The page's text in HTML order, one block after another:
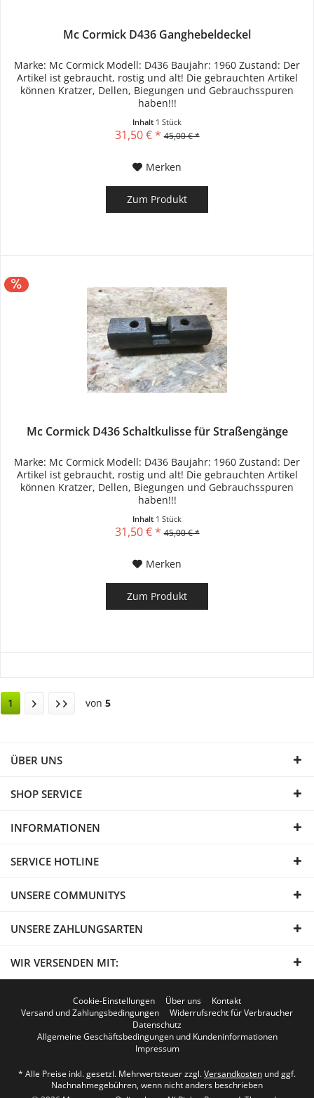
Mc Cormick D436 Ganghebeldeckel
Marke: Mc Cormick Modell: D436 Baujahr: 1960 Zustand: Der
Artikel ist gebraucht, rostig und alt! Die gebrauchten Artikel
können Kratzer, Dellen, Biegungen und Gebrauchsspuren
haben!!!
Inhalt 1 Stück
31,50 € * 45,00 € *
Merken
Zum Produkt
Mc Cormick D436 Schaltkulisse für Straßengänge
Marke: Mc Cormick Modell: D436 Baujahr: 1960 Zustand: Der
Artikel ist gebraucht, rostig und alt! Die gebrauchten Artikel
können Kratzer, Dellen, Biegungen und Gebrauchsspuren
haben!!!
Inhalt 1 Stück
31,50 € * 45,00 € *
Merken
Zum Produkt
1 von 5
ÜBER UNS
SHOP SERVICE
INFORMATIONEN
SERVICE HOTLINE
UNSERE COMMUNITYS
UNSERE ZAHLUNGSARTEN
WIR VERSENDEN MIT:
Cookie-Einstellungen Über uns
Kontakt
Versand und Zahlungsbedingungen
Widerrufsrecht für Verbraucher
Datenschutz
Allgemeine Geschäftsbedingungen und Kundeninformationen
Impressum
* Alle Preise inkl. gesetzl. Mehrwertsteuer zzgl.Versandkosten und ggf.
Nachnahmegebühren, wenn nicht anders beschrieben